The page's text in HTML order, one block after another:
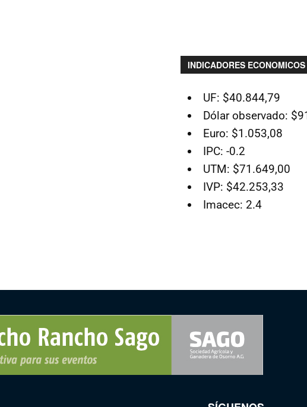
INDICADORES ECONOMICOS
UF: $40.844,79
Dólar observado:
Euro: $1.053,08
IPC: -0.2
UTM: $71.649,00
IVP: $42.253,33
Imacec: 2.4